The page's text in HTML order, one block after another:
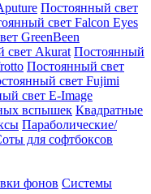
Постоянный свет
свет Falcon Eyes
GreenBeen
свет Akurat Постоянный
Постоянный свет
свет Fujimi
свет E-Image
вспышек Квадратные
Параболические/
для софтбоксов
фонов Системы